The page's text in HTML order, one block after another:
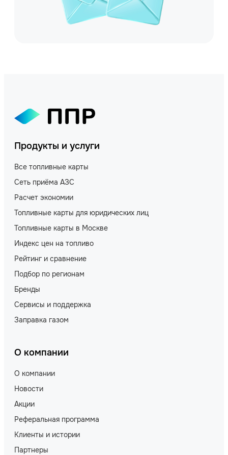
Продукты и услуги
Все топливные карты
Сеть приёма АЗС
Расчет экономии
Топливные карты для юридических лиц
Топливные карты в Москве
Индекс цен на топливо
Рейтинг и сравнение
Подбор по регионам
Бренды
Сервисы и поддержка
Заправка газом
О компании
О компании
Новости
Акции
Реферальная программа
Клиенты и истории
Партнеры